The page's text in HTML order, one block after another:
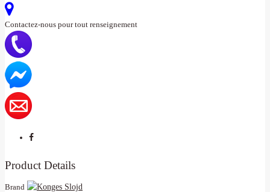
Contactez-nous pour tout renseignement
Product Details
Brand